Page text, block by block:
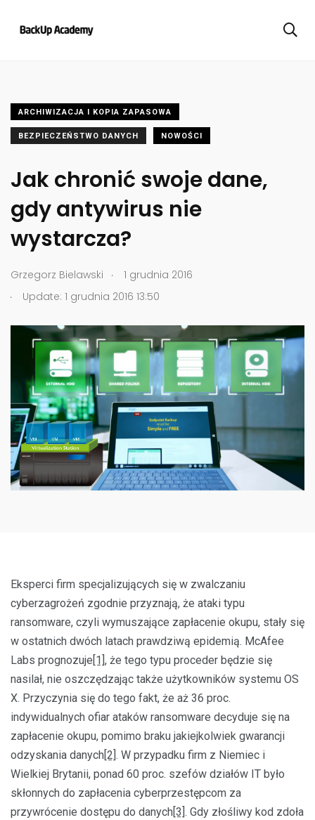
ARCHIWIZACJA I KOPIA ZAPASOWA
BEZPIECZEŃSTWO DANYCH NOWOŚCI
Jak chronić swoje dane,
gdy antywirus nie
wystarcza?
Grzegorz Bielawski .
1 grudnia 2016
.
Update: 1 grudnia 2016 13:50
Eksperci firm specjalizujących się w zwalczaniu
cyberzagrożeń zgodnie przyznają, że ataki typu
ransomware, czyli wymuszające zapłacenie okupu, stały się
w ostatnich dwóch latach prawdziwą epidemią. McAfee
Labs prognozuje[1], że tego typu proceder będzie się
nasilał, nie oszczędzając także użytkowników systemu OS
X. Przyczynia się do tego fakt, że aż 36 proc.
indywidualnych ofiar ataków ransomware decyduje się na
zapłacenie okupu, pomimo braku jakiejkolwiek gwarancji
odzyskania danych[2]. W przypadku firm z Niemiec i
Wielkiej Brytanii, ponad 60 proc. szefów działów IT było
skłonnych do zapłacenia cyberprzestępcom za
przywrócenie dostępu do danych[3]. Gdy złośliwy kod zdoła